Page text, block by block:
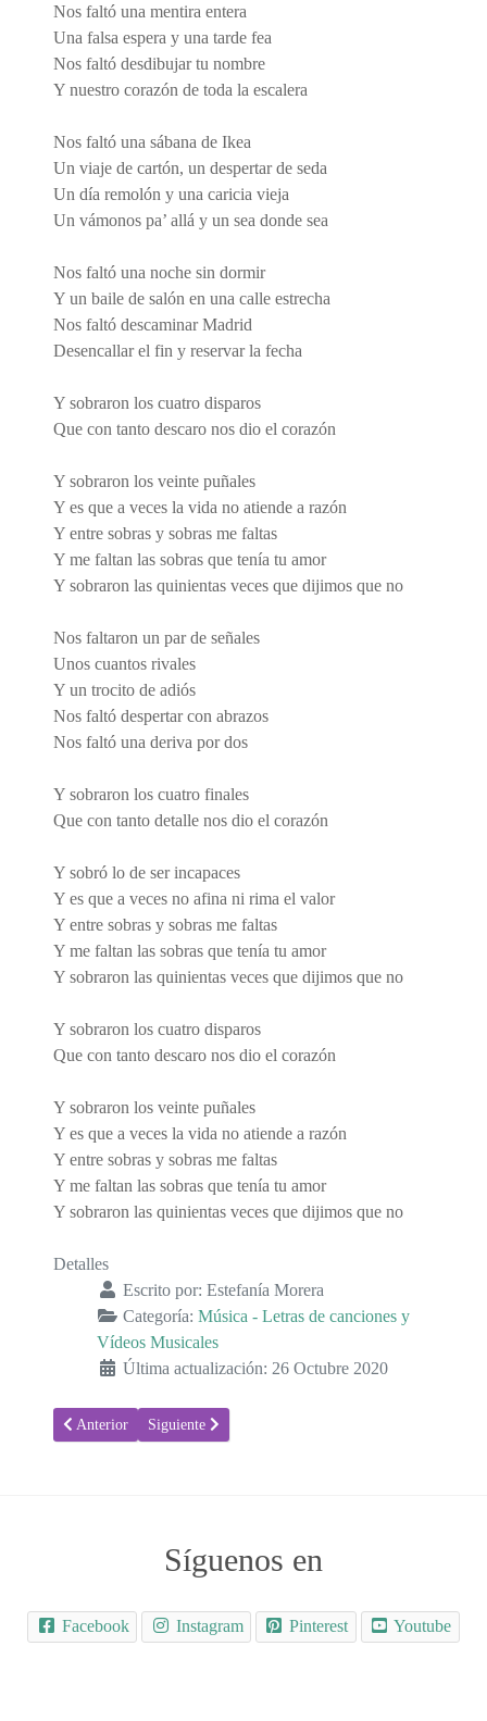
Nos faltó una mentira entera
Una falsa espera y una tarde fea
Nos faltó desdibujar tu nombre
Y nuestro corazón de toda la escalera
Nos faltó una sábana de Ikea
Un viaje de cartón, un despertar de seda
Un día remolón y una caricia vieja
Un vámonos pa’ allá y un sea donde sea
Nos faltó una noche sin dormir
Y un baile de salón en una calle estrecha
Nos faltó descaminar Madrid
Desencallar el fin y reservar la fecha
Y sobraron los cuatro disparos
Que con tanto descaro nos dio el corazón
Y sobraron los veinte puñales
Y es que a veces la vida no atiende a razón
Y entre sobras y sobras me faltas
Y me faltan las sobras que tenía tu amor
Y sobraron las quinientas veces que dijimos que no
Nos faltaron un par de señales
Unos cuantos rivales
Y un trocito de adiós
Nos faltó despertar con abrazos
Nos faltó una deriva por dos
Y sobraron los cuatro finales
Que con tanto detalle nos dio el corazón
Y sobró lo de ser incapaces
Y es que a veces no afina ni rima el valor
Y entre sobras y sobras me faltas
Y me faltan las sobras que tenía tu amor
Y sobraron las quinientas veces que dijimos que no
Y sobraron los cuatro disparos
Que con tanto descaro nos dio el corazón
Y sobraron los veinte puñales
Y es que a veces la vida no atiende a razón
Y entre sobras y sobras me faltas
Y me faltan las sobras que tenía tu amor
Y sobraron las quinientas veces que dijimos que no
Detalles
Escrito por: Estefanía Morera
Categoría: Música - Letras de canciones y
Vídeos Musicales
Última actualización: 26 Octubre 2020
Artículo anterior: Una vez más, de Villa Roche - Letra y video de la
Anterior Artículo siguiente: Mónica Naranjo, Llévate Ahora.
Siguiente
Síguenos en
Facebook Instagram Pinterest Youtube